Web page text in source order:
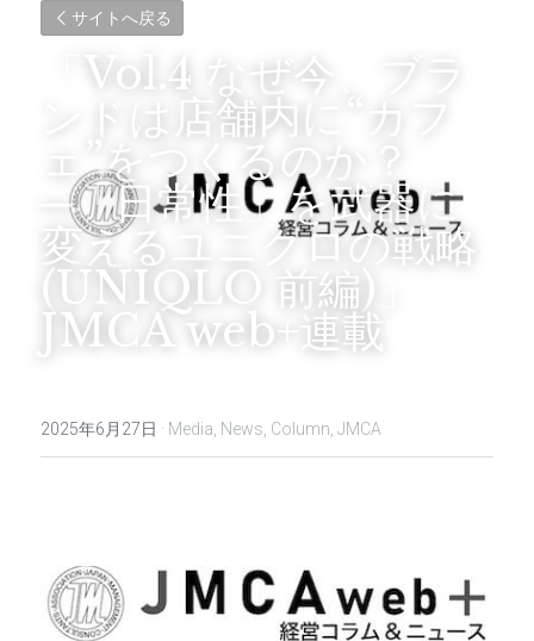
サイトへ戻る
「Vol.4 なぜ今、ブラ
ンドは店舗内に“カフ
─「日常性」を武器に
変えるユニクロの戦略
(UNIQLO 前編)
JMCA web+連載
2025年6月27日 · Media, News, Column, JMCA